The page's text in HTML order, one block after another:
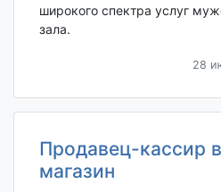
широкого спектра услуг
зала.
28
Продавец-кассир
магазин